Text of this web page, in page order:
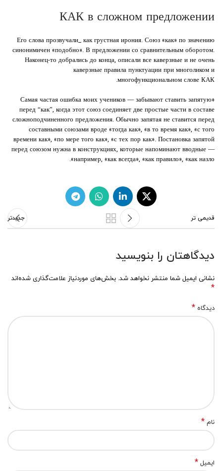
КАК в сложном предложении
Его слова прозвучали_ как грустная ирония. Союз «как» по значению
синонимичен «подобно». В предложении со сравнительным оборотом.
Наконец-то добрались до конца, описали все каверзные и не очень
каверзные правила пунктуации при многоликом и
многофункциональном слове КАК.
«Самая частая ошибка моих учеников — забывают ставить запятую
перед “как”, когда этот союз соединяет две простые части в составе
сложноподчиненного предложения. Обычно запятая не ставится перед
составными союзами вроде «тогда как», «в то время как», «с того
времени как», «по мере того как», «с тех пор как». Постановка запятой
перед союзом нужна в конструкциях, которые напоминают вводные —
например, «как всегда», «как правило», «как назло».
جدیدتر قدیمی تر
دیدگاهتان را بنویسید
نشانی ایمیل شما منتشر نخواهد شد. بخش‌های موردنیاز علامت‌گذاری شده‌اند
*
دیدگاه *
نام *
ایمیل *